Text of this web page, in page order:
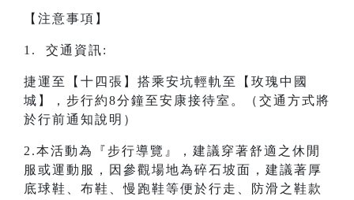
【注意事項】
1. 交通資訊:
捷運至【十四張】搭乘安坑輕軌至【玫瑰中國
城】，步行約8分鐘至安康接待室。（交通方式將
於行前通知說明）
2.本活動為『步行導覽』，建議穿著舒適之休閒
服或運動服，因參觀場地為碎石坡面，建議著厚
底球鞋、布鞋、慢跑鞋等便於行走、防滑之鞋款